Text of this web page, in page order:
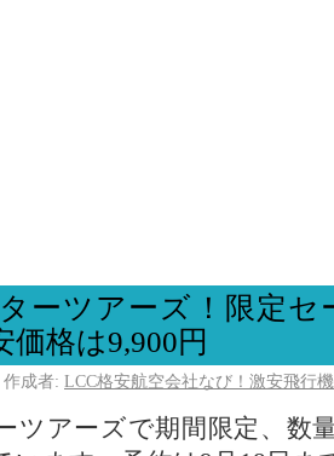
ーツアーズ！限定セ
価格は9,900円
作成者: LCC格安航空会社なび！激安飛行
ツアーズで期間限定、数